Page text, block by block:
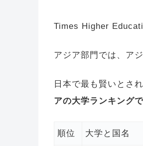
Times Higher
アジア部門では、ア
日本で最も賢いとさ
アの大学ランキング
順位 大学と国名